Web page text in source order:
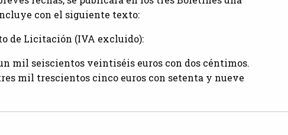
con el siguiente texto:
de Licitación (IVA excluido):
un mil seiscientos veintiséis euros con dos céntimos.
tres mil trescientos cinco euros con setenta y nueve